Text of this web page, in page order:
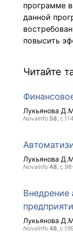
программе
данной
повысить
Читайте
Лукьянова
NovaInfo 58,
Лукьянова
NovaInfo 48,
Внедрение
Лукьянова
NovaInfo 48,